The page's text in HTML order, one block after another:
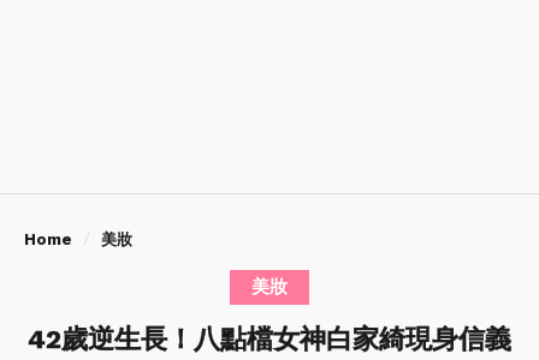
Home 美妝
美妝
42歲逆生長！八點檔女神白家綺現身信義